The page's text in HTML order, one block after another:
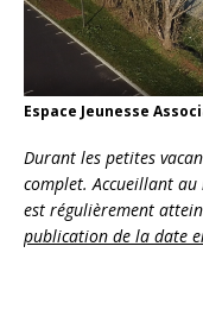
Espace Jeunesse
Durant les petites
complet. Accueillant
est régulièrement
publication de la date